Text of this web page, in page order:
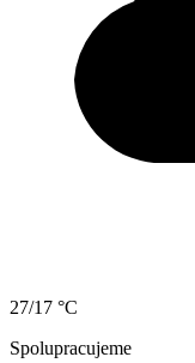
27/17 °C
Spolupracujeme